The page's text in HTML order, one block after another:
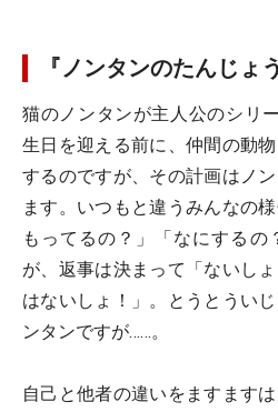
『ノンタンのたんじょ
猫のノンタンが主人公のシリ
生日を迎える前に、仲間の動
するのですが、その計画はノ
ます。いつもと違うみんなの
もってるの？」「なにするの
が、返事は決まって「ないし
はないしょ！」。とうとうい
ンタンですが……。
自己と他者の違いをますます